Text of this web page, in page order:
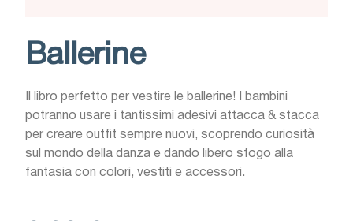
Ballerine
Il libro perfetto per vestire le ballerine! I bambini
potranno usare i tantissimi adesivi attacca & stacca
per creare outfit sempre nuovi, scoprendo curiosità
sul mondo della danza e dando libero sfogo alla
fantasia con colori, vestiti e accessori.